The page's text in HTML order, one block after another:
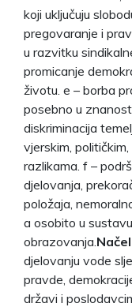
koji uključuju
pregovaranje i
u razvitku
promicanje
životu. e – borba
posebno u
diskriminacija
vjerskim,
razlikama. f –
djelovanja,
položaja,
a osobito u
obrazovanja.
djelovanju vode
pravde,
državi i